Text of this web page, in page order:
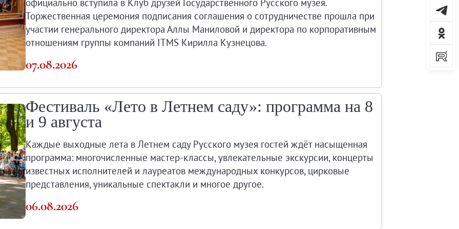
века
со дня рождения
официально вступила в Клуб друзей Государственного Русского музея.
Торжественная церемония подписания соглашения о сотрудничестве прошла при
участии генерального директора Аллы Маниловой и директора по корпоративным
отношениям группы компаний ITMS Кирилла Кузнецова.
07.08.2026
Фестиваль «Лето в Летнем саду»: программа на 8
и 9 августа
Каждые выходные лета в Летнем саду Русского музея гостей ждёт насыщенная
программа: многочисленные мастер-классы, увлекательные экскурсии, концерты
известных исполнителей и лауреатов международных конкурсов, цирковые
представления, уникальные спектакли и многое другое.
06.08.2026